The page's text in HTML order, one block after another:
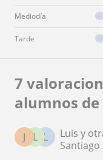
Mediodía
Tarde
7
alumnos
L
L
J
Luis y
Santiago